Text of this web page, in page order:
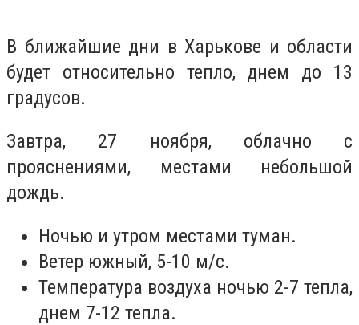
В ближайшие дни в Харькове и области
будет относительно тепло, днем до 13
градусов.
Завтра, 27 ноября, облачно с
прояснениями, местами небольшой
дождь.
Ночью и утром местами туман.
Ветер южный, 5-10 м/с.
Температура воздуха ночью 2-7 тепла,
днем 7-12 тепла.